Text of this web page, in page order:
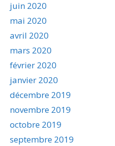
juin 2020
mai 2020
avril 2020
mars 2020
février 2020
janvier 2020
décembre 2019
novembre 2019
octobre 2019
septembre 2019